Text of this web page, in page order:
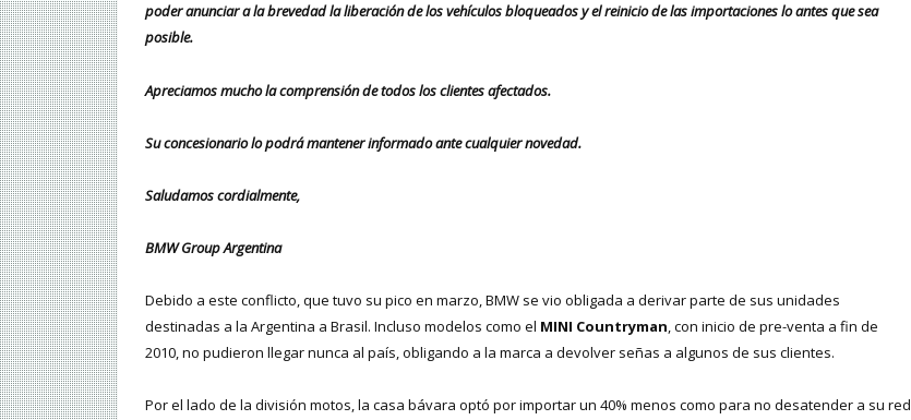
poder anunciar a la brevedad la liberación de los vehículos bloqueados y el reinicio de las importaciones lo antes que sea
posible.
Apreciamos mucho la comprensión de todos los clientes afectados.
Su concesionario lo podrá mantener informado ante cualquier novedad.
Saludamos cordialmente,
BMW Group Argentina
Debido a este conflicto, que tuvo su pico en marzo, BMW se vio obligada a derivar parte de sus unidades
destinadas a la Argentina a Brasil. Incluso modelos como el MINI Countryman, con inicio de pre-venta a fin de
2010, no pudieron llegar nunca al país, obligando a la marca a devolver señas a algunos de sus clientes.
Por el lado de la división motos, la casa bávara optó por importar un 40% menos como para no desatender a su red